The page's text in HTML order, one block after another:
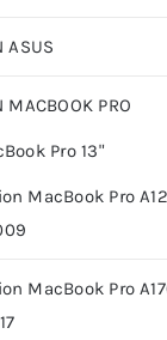
ASUS
MACBOOK PRO
Pro 13"
MacBook Pro
MacBook Pro